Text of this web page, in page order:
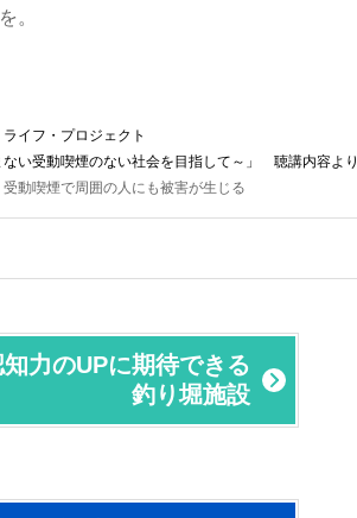
。
・プロジェクト
ない社会を目指して～」 聴講内容より
周囲の人にも被害が生じる
力のUPに期待できる
釣り堀施設